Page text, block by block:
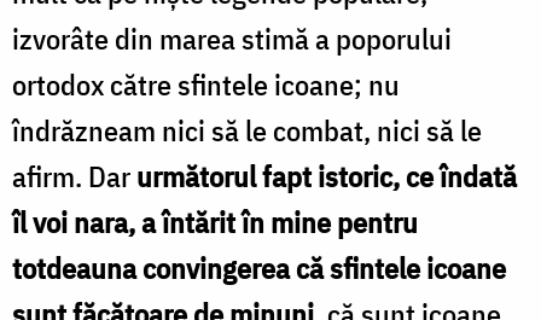
izvorâte din marea stimă a poporului
ortodox către sfintele icoane; nu
îndrăzneam nici să le combat, nici să le
afirm. Darurmătorul fapt istoric, ce îndată
îl voi nara, a întărit în mine pentru
totdeauna convingerea că sfintele icoane